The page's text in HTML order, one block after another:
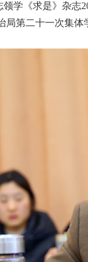
《求是》杂志
第二十一次集体